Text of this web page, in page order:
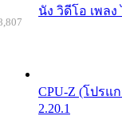
นัง วิดีโอ เพลง
CPU-Z (โปรแ
2.20.1